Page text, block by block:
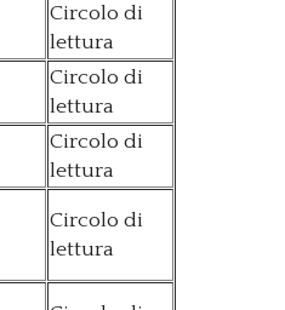
Circolo di
lettura
Circolo di
lettura
Circolo di
lettura
Circolo di
lettura